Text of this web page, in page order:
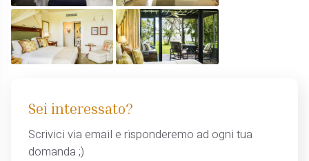
Sei interessato?
Scrivici via email e risponderemo ad ogni tua
domanda ;)